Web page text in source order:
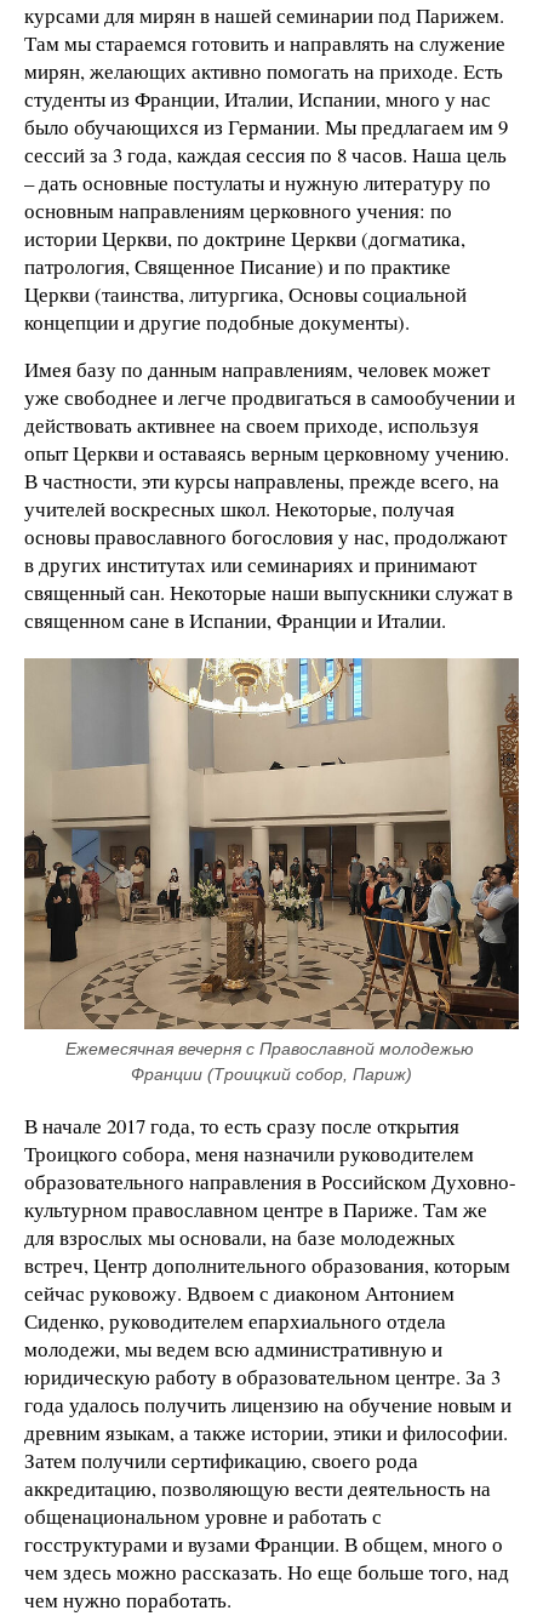
курсами для мирян в нашей семинарии под Парижем.
Там мы стараемся готовить и направлять на служение
мирян, желающих активно помогать на приходе. Есть
студенты из Франции, Италии, Испании, много у нас
было обучающихся из Германии. Мы предлагаем им 9
сессий за 3 года, каждая сессия по 8 часов. Наша цель
– дать основные постулаты и нужную литературу по
основным направлениям церковного учения: по
истории Церкви, по доктрине Церкви (догматика,
патрология, Священное Писание) и по практике
Церкви (таинства, литургика, Основы социальной
концепции и другие подобные документы).
Имея базу по данным направлениям, человек может
уже свободнее и легче продвигаться в самообучении и
действовать активнее на своем приходе, используя
опыт Церкви и оставаясь верным церковному учению.
В частности, эти курсы направлены, прежде всего, на
учителей воскресных школ. Некоторые, получая
основы православного богословия у нас, продолжают
в других институтах или семинариях и принимают
священный сан. Некоторые наши выпускники служат в
священном сане в Испании, Франции и Италии.
Ежемесячная вечерня с Православной молодежью
Франции (Троицкий собор, Париж)
В начале 2017 года, то есть сразу после открытия
Троицкого собора, меня назначили руководителем
образовательного направления в Российском Духовно-
культурном православном центре в Париже. Там же
для взрослых мы основали, на базе молодежных
встреч, Центр дополнительного образования, которым
сейчас руковожу. Вдвоем с диаконом Антонием
Сиденко, руководителем епархиального отдела
молодежи, мы ведем всю административную и
юридическую работу в образовательном центре. За 3
года удалось получить лицензию на обучение новым и
древним языкам, а также истории, этики и философии.
Затем получили сертификацию, своего рода
аккредитацию, позволяющую вести деятельность на
общенациональном уровне и работать с
госструктурами и вузами Франции. В общем, много о
чем здесь можно рассказать. Но еще больше того, над
чем нужно поработать.